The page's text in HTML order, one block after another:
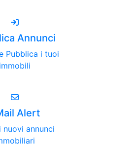
Annunci
Pubblica i tuoi
immobili
Alert
nuovi annunci